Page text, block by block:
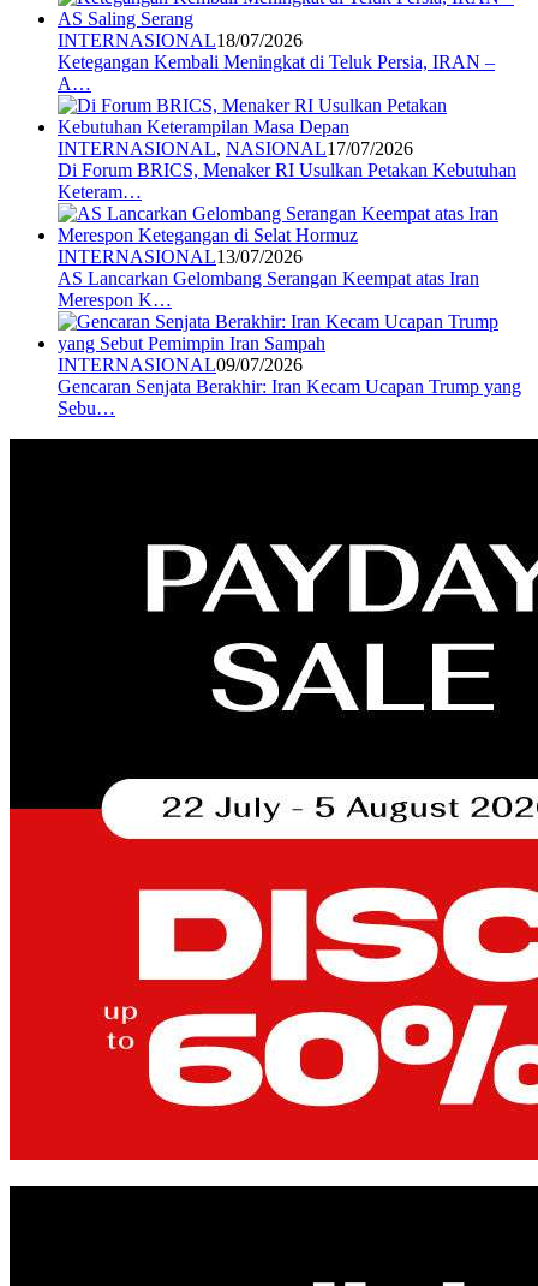
INTERNASIONAL18/07/2026
Ketegangan Kembali Meningkat di Teluk Persia, IRAN –
A…
INTERNASIONAL, NASIONAL17/07/2026
Di Forum BRICS, Menaker RI Usulkan Petakan Kebutuhan
Keteram…
INTERNASIONAL13/07/2026
AS Lancarkan Gelombang Serangan Keempat atas Iran
Merespon K…
INTERNASIONAL09/07/2026
Gencaran Senjata Berakhir: Iran Kecam Ucapan Trump yang
Sebu…